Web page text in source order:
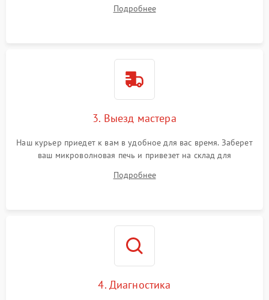
Подробнее
3. Выезд мастера
Наш курьер приедет к вам в удобное для вас время. Заберет
ваш микроволновая печь и привезет на склад для
Подробнее
4. Диагностика